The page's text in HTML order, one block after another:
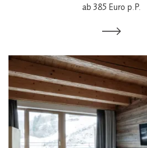
ab 385 Euro p.P.